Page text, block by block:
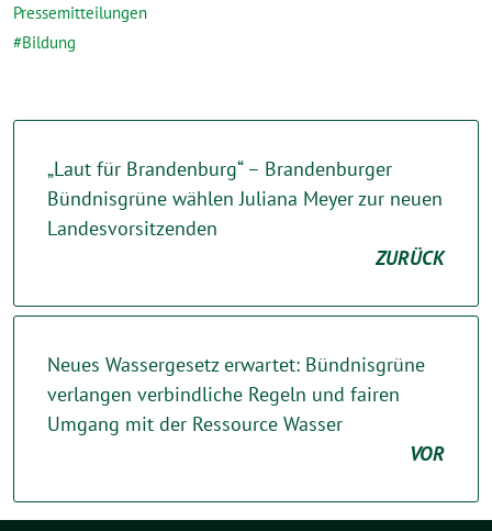
Pressemitteilungen
Bildung
„Laut für Brandenburg“ – Brandenburger
Bündnisgrüne wählen Juliana Meyer zur neuen
Landesvorsitzenden
ZURÜCK
Neues Wassergesetz erwartet: Bündnisgrüne
verlangen verbindliche Regeln und fairen
Umgang mit der Ressource Wasser
VOR